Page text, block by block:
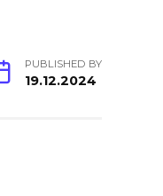
PUBLISHED BY
19.12.2024